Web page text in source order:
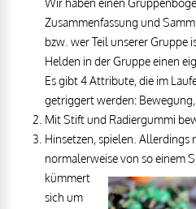
Wir haben einen
Zusammenfassung und
bzw. wer Teil unserer Gruppe
Helden in der Gruppe einen
Es gibt 4 Attribute, die im
getriggert werden:
Mit Stift und Radiergummi
Hinsetzen, spielen. Allerdings
normalerweise von so einem
kümmert
sich um